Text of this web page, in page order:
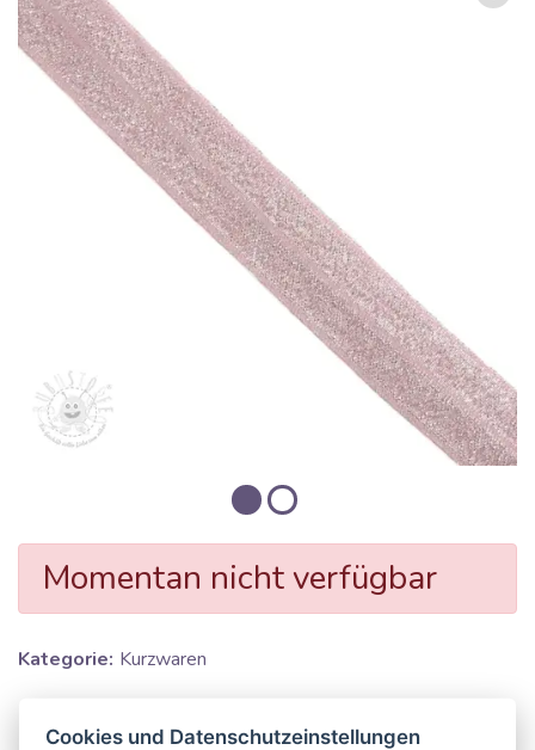
Momentan nicht verfügbar
Kategorie: Kurzwaren
Cookies und Datenschutzeinstellungen